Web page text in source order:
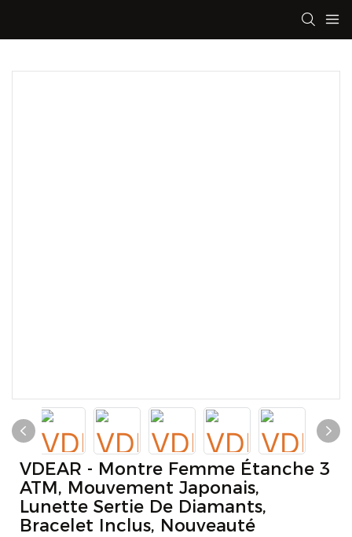
VDEAR - Montre Femme Étanche 3
ATM, Mouvement Japonais,
Lunette Sertie De Diamants,
Bracelet Inclus, Nouveauté